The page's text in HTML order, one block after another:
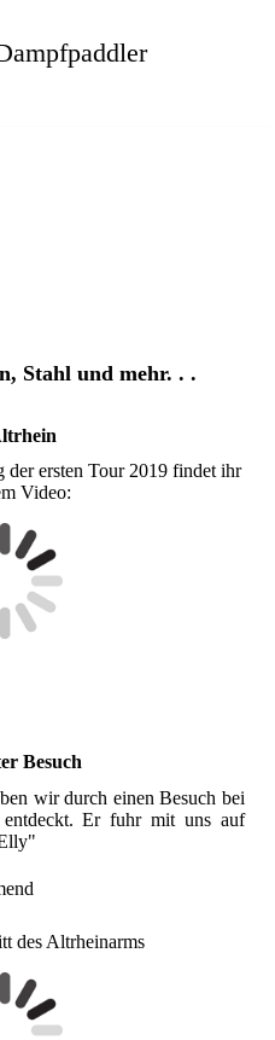
Stahl und mehr. . .
der ersten Tour 2019 findet ihr
Video:
Besuch
wir durch einen Besuch bei
Er fuhr mit uns auf
des Altrheinarms